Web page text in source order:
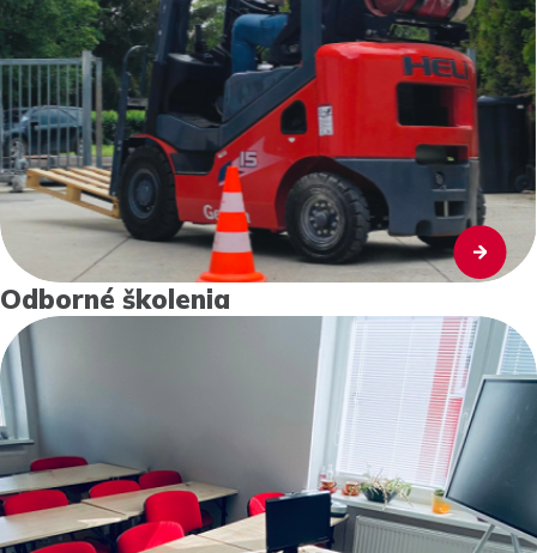
Odborné školenia